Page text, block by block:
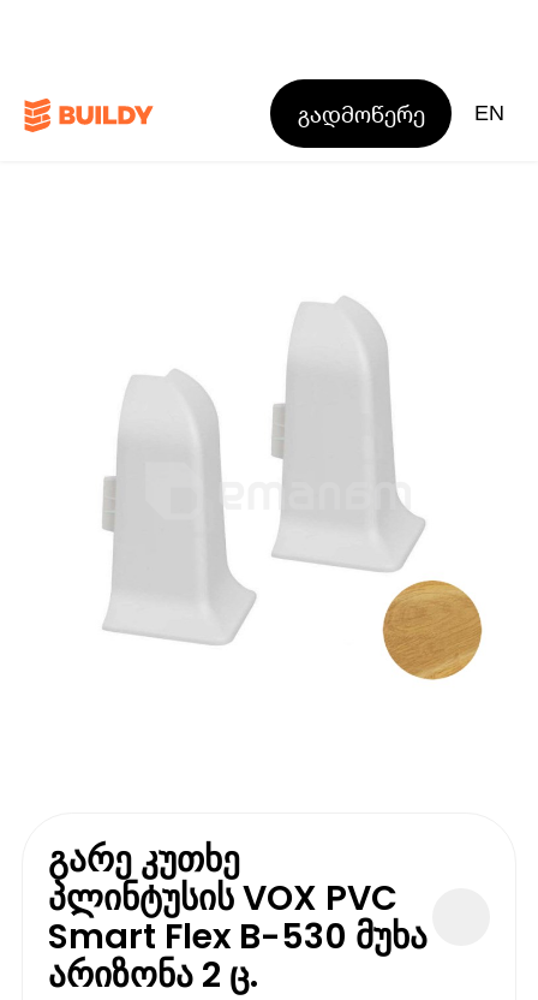
გადმოწერე EN
გარე კუთხე
პლინტუსის VOX PVC
Smart Flex B-530 მუხა
არიზონა 2 ც.